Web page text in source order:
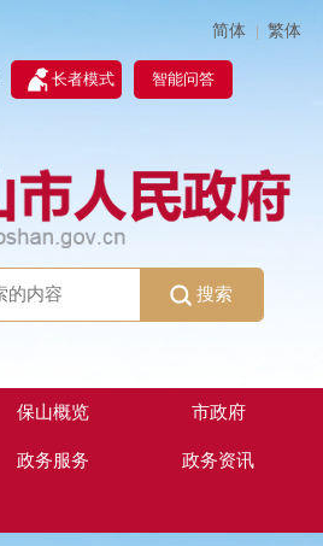
简体 | 繁体
长者模式 智能问答
搜索
保山概览 市政府
政务服务 政务资讯